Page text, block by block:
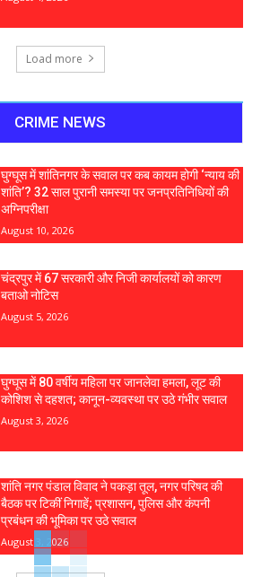
Load more
CRIME NEWS
घुग्घूस में शांतिनगर के सवाल पर कब कायम होगी ‘न्याय की
शांति’? 32 साल पुरानी समस्या पर जनप्रतिनिधियों की
अग्निपरीक्षा
August 10, 2026
चंद्रपुर में 67 सरकारी और निजी कार्यालयों को कारण
बताओ नोटिस
August 5, 2026
घुग्घूस में 80 वर्षीय महिला पर जानलेवा हमला, लूट की
कोशिश से दहशत; कानून-व्यवस्था पर उठे गंभीर सवाल
August 3, 2026
शांति नगर पंडाल विवाद ने पकड़ा तूल, नगर परिषद की
बैठक पर टिकीं निगाहें; प्रशासन, पुलिस और कंपनी
प्रबंधन की भूमिका पर उठे सवाल
August 3, 2026